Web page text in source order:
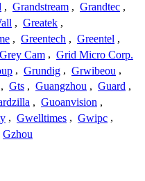
, Grandstream , Grandtec ,
, Greatek ,
, Greentech , Greentel ,
Grey Cam , Grid Micro Corp.
, Grundig , Grwibeou ,
, Gts , Guangzhou , Guard ,
, Guoanvision ,
, Gwelltimes , Gwipc ,
Gzhou